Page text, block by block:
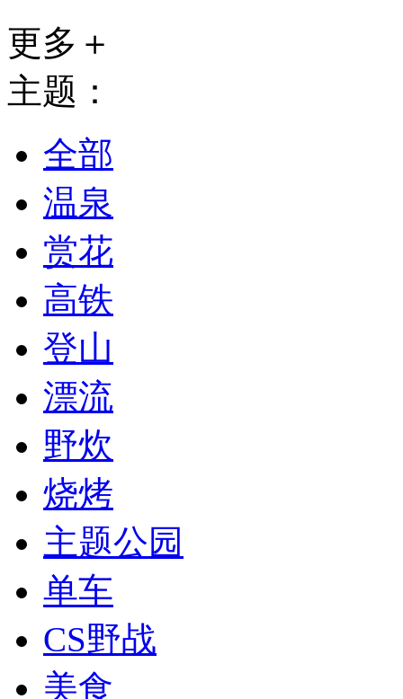
更多＋
主题：
全部
温泉
赏花
高铁
登山
漂流
野炊
烧烤
主题公园
单车
CS野战
美食